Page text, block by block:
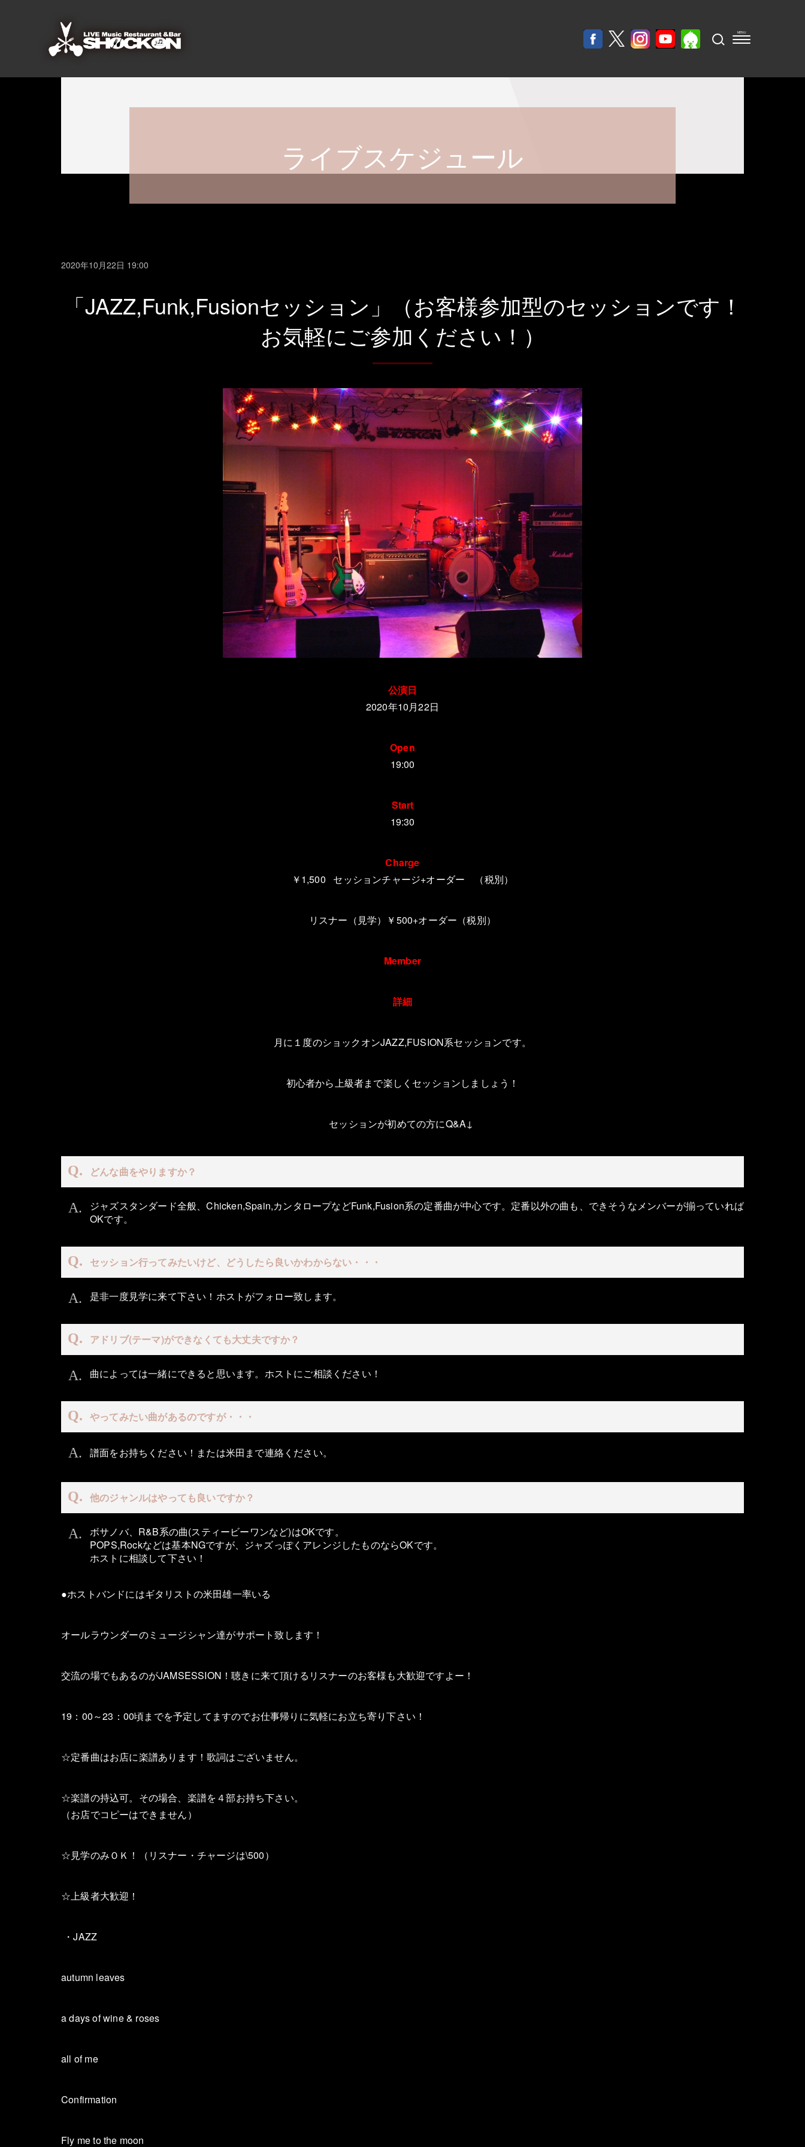
ライブスケジュール
2020年10月22日 19:00
「JAZZ,Funk,Fusionセッション」（お客様参加型のセッションです！
お気軽にご参加ください！）
公演日
2020年10月22日
Open
19:00
Start
19:30
Charge
￥1,500 セッションチャージ+オーダー （税別）
リスナー（見学）￥500+オーダー（税別）
Member
詳細
月に１度のショックオンJAZZ,FUSION系セッションです。
初心者から上級者まで楽しくセッションしましょう！
セッションが初めての方にQ&A↓
どんな曲をやりますか？
ジャズスタンダード全般、Chicken,Spain,カンタロープなどFunk,Fusion系の定番曲が中心です。定番以外の曲も、できそうなメンバーが揃っていれば
OKです。
セッション行ってみたいけど、どうしたら良いかわからない・・・
是非一度見学に来て下さい！ホストがフォロー致します。
アドリブ(テーマ)ができなくても大丈夫ですか？
曲によっては一緒にできると思います。ホストにご相談ください！
やってみたい曲があるのですが・・・
譜面をお持ちください！または米田まで連絡ください。
他のジャンルはやっても良いですか？
ボサノバ、R&B系の曲(スティービーワンなど)はOKです。
POPS,Rockなどは基本NGですが、ジャズっぽくアレンジしたものならOKです。
ホストに相談して下さい！
●ホストバンドにはギタリストの米田雄一率いる
オールラウンダーのミュージシャン達がサポート致します！
交流の場でもあるのがJAMSESSION！聴きに来て頂けるリスナーのお客様も大歓迎ですよー！
19：00～23：00頃までを予定してますのでお仕事帰りに気軽にお立ち寄り下さい！
☆定番曲はお店に楽譜あります！歌詞はございません。
☆楽譜の持込可。その場合、楽譜を４部お持ち下さい。
（お店でコピーはできません）
☆見学のみＯＫ！（リスナー・チャージは\500）
☆上級者大歓迎！
・JAZZ
autumn leaves
a days of wine & roses
all of me
Confirmation
Fly me to the moon